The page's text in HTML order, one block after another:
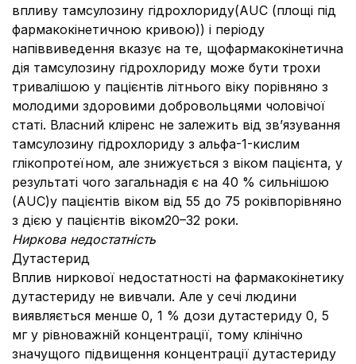
впливу тамсулозину гідрохлориду(AUC (площі під
фармакокінетичною кривою)) і періоду
напіввиведення вказує на те, щофармакокінетична
дія тамсулозину гідрохлориду може бути трохи
тривалішою у пацієнтів літнього віку порівняно з
молодими здоровими добровольцями чоловічої
статі. Власний кліренс не залежить від зв’язування
тамсулозину гідрохлориду з альфа-1-кислим
глікопротеїном, але знижується з віком пацієнта, у
результаті чого загальнадія є на 40 % сильнішою
(AUC)у пацієнтів віком від 55 до 75 роківпорівняно
з дією у пацієнтів віком20–32 роки.
Ниркова недостатність
Дутастерид
Вплив ниркової недостатності на фармакокінетику
дутастериду не вивчали. Але у сечі людини
виявляється менше 0, 1 % дози дутастериду 0, 5
мг у рівноважній концентрації, тому клінічно
значущого підвищення концентрації дутастериду